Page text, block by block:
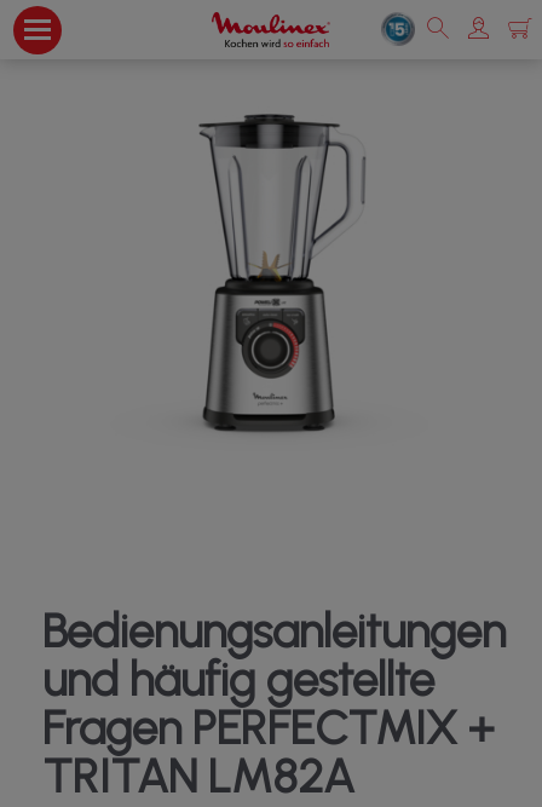
Bedienungsanleitungen
und häufig gestellte
Fragen PERFECTMIX +
TRITAN LM82A